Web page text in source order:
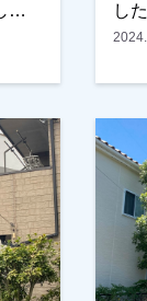
ま
ま
で
長
を
こ
と
と
し
査
を
色
カ
さ
イ
に
任